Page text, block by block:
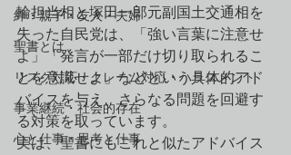
絆・親子・友人・夫婦
聖書とは
リスク対応・クレーム対応・ハラスメント
事業継続・社会的存在
心と仕事・思考と仕事
輪担当相と塚田一郎元副国土交通相を
失った自民党は、「強い言葉に注意せ
よ」「発言が一部だけ切り取られるこ
とを意識せよ」などという具体的アド
バイスを与え、さらなる問題を回避す
る対策を取っています。
実は、聖書にもこれと似たアドバイス